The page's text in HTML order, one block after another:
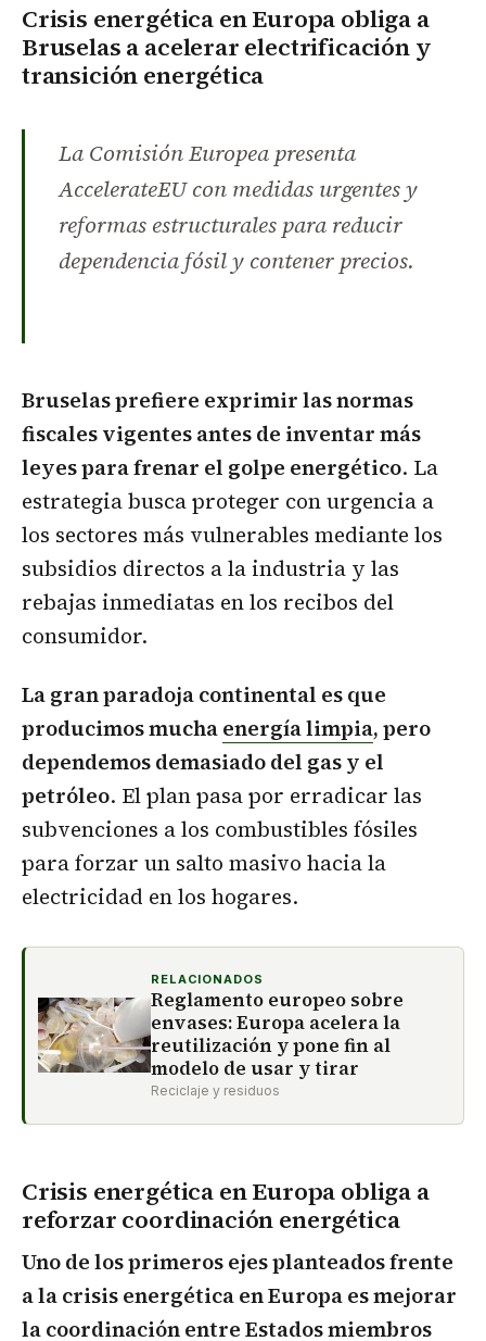
Crisis energética en Europa obliga a
Bruselas a acelerar electrificación y
transición energética
La Comisión Europea presenta
AccelerateEU con medidas urgentes y
reformas estructurales para reducir
dependencia fósil y contener precios.
Bruselas prefiere exprimir las normas
fiscales vigentes antes de inventar más
leyes para frenar el golpe energético. La
estrategia busca proteger con urgencia a
los sectores más vulnerables mediante los
subsidios directos a la industria y las
rebajas inmediatas en los recibos del
consumidor.
La gran paradoja continental es que
producimos muchaenergía limpia, pero
dependemos demasiado del gas y el
petróleo. El plan pasa por erradicar las
subvenciones a los combustibles fósiles
para forzar un salto masivo hacia la
electricidad en los hogares.
RELACIONADOS
Reglamento europeo sobre
envases: Europa acelera la
reutilización y pone fin al
modelo de usar y tirar
Reciclaje y residuos
Crisis energética en Europa obliga a
reforzar coordinación energética
Uno de los primeros ejes planteados frente
a la crisis energética en Europa es mejorar
la coordinación entre Estados miembros